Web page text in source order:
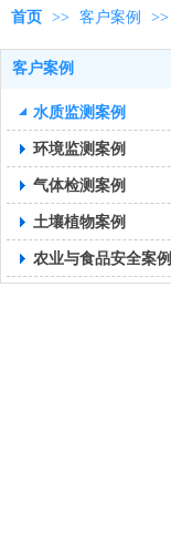
首页 >> 客户案例 >>
客户案例
水质监测案例
环境监测案例
气体检测案例
土壤植物案例
农业与食品安全案例